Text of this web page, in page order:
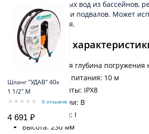
Шланг "УДАВ" 40х
1 1/2" M
0 отзывов
4 691 ₽
слегка загрязненных вод из бассейнов,
погребов, канав или подвалов. Может
полива и орошения.
Технические
Максимальная глубина погружения
Длина кабеля питания: 10 м
Степень защиты: IPX8
Класс изоляции: B
Класс защиты: I
Высота: 230 мм